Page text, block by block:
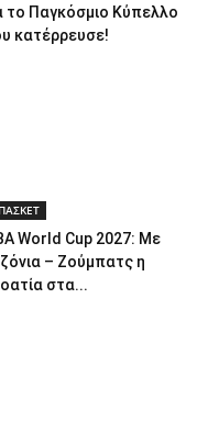
το Παγκόσμιο Κύπελλο
κατέρρευσε!
World Cup 2027: Με
– Ζούμπατς η
στα...